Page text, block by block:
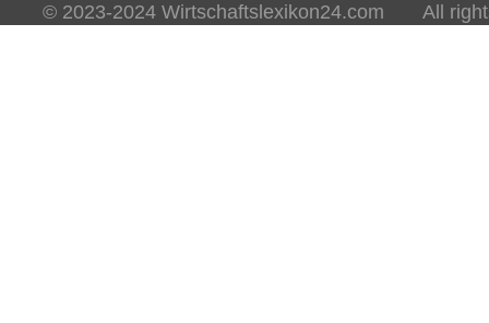
© 2023-2024 Wirtschaftslexikon24.com All